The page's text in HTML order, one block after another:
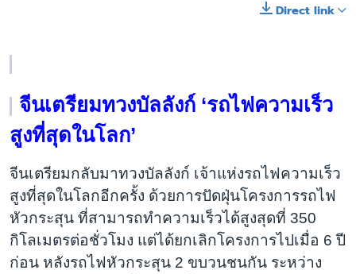
Direct link
จีนเตรียมทวงบัลลังก์ ‘รถไฟความเร็ว
สูงที่สุดในโลก’
จีนเตรียมกลับมาทวงบัลลังก์ เจ้าแห่งรถไฟความเร็ว
สูงที่สุดในโลกอีกครั้ง ด้วยการปัดฝุ่นโครงการรถไฟ
หัวกระสุน ที่สามารถทำความเร็วได้สูงสุดที่ 350
กิโลเมตรต่อชั่วโมง แต่ได้ยกเลิกโครงการไปเมื่อ 6 ปี
ก่อน หลังรถไฟหัวกระสุน 2 ขบวนชนกัน ระหว่าง